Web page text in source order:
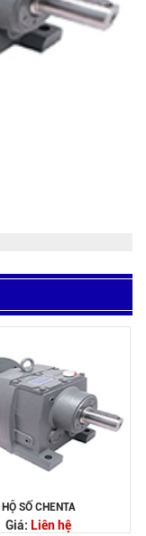
HỘ SỐ CHENTA
Giá: Liên hệ